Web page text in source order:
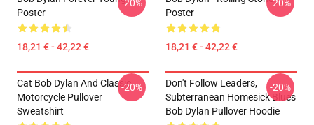
Poster
18,21 € - 42,22 €
-20%
Poster
18,21 € - 42,22 €
-20%
Cat Bob Dylan And Classic
Motorcycle Pullover
Sweatshirt
-20%
Don't Follow Leaders,
Subterranean Homesick Blues
Bob Dylan Pullover Hoodie
-20%